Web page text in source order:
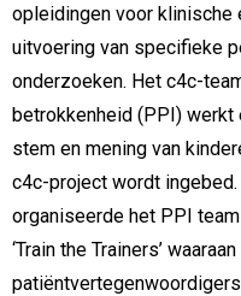
opleidingen voor klinische
uitvoering van specifieke
onderzoeken. Het c4c-
betrokkenheid (PPI) werkt
stem en mening van
c4c-project wordt
organiseerde het PPI
‘Train the Trainers’